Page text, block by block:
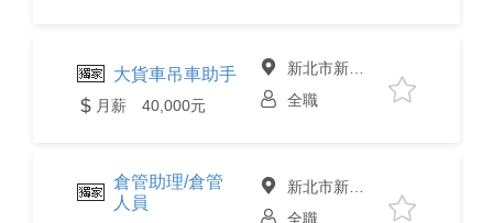
大貨車吊車助手
月薪 40,000元
新北市新店區
全職
倉管助理/倉管
人員
新北市新店區
全職